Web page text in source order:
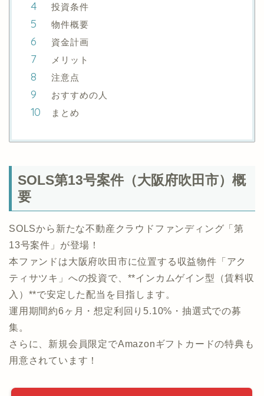
投資条件
物件概要
資金計画
メリット
注意点
おすすめの人
まとめ
SOLS第13号案件（大阪府吹田市）概
要
SOLSから新たな不動産クラウドファンディング「第
13号案件」が登場！
本ファンドは大阪府吹田市に位置する収益物件「アク
ティサツキ」への投資で、**インカムゲイン型（賃料収
入）**で安定した配当を目指します。
運用期間約6ヶ月・想定利回り5.10%・抽選式での募
集。
さらに、新規会員限定でAmazonギフトカードの特典も
用意されています！